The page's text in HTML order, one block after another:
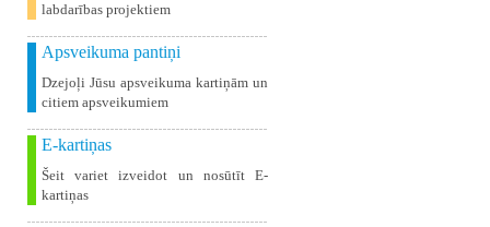
labdarības projektiem
Apsveikuma pantiņi
Dzejoļi Jūsu apsveikuma kartiņām un
citiem apsveikumiem
E-kartiņas
Šeit variet izveidot un nosūtīt E-
kartiņas